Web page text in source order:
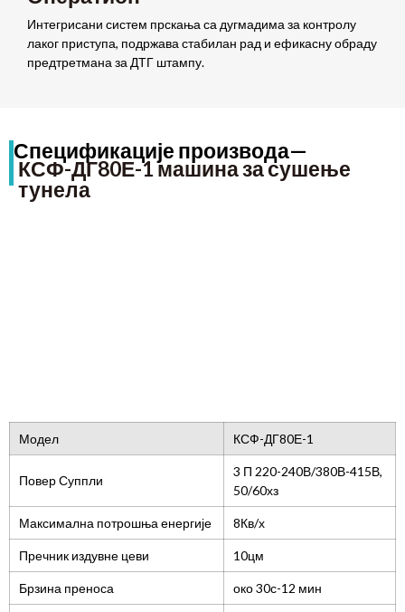
Интегрисани систем прскања са дугмадима за контролу
лаког приступа, подржава стабилан рад и ефикасну обраду
предтретмана за ДТГ штампу.
Спецификације производа—
КСФ-ДГ80Е-1 машина за сушење
тунела
Модел КСФ-ДГ80Е-1
Повер Суппли
3 П 220-240В/380В-415В,
50/60хз
Максимална потрошња енергије 8Кв/х
Пречник издувне цеви 10цм
Брзина преноса око 30с-12 мин